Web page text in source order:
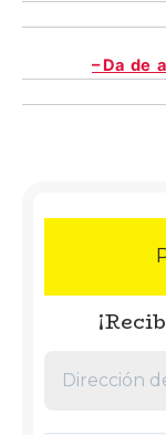
– Da de